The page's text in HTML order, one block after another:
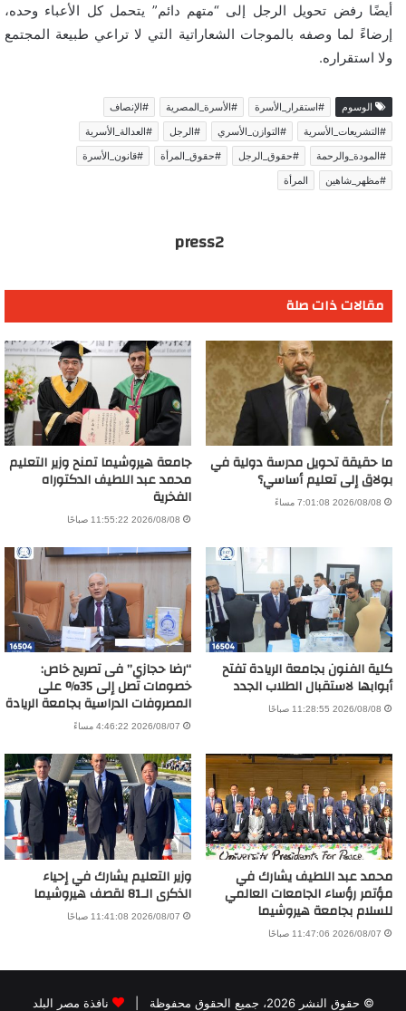
أيضًا رفض تحويل الرجل إلى “متهم دائم” يتحمل كل الأعباء وحده،
إرضاءً لما وصفه بالموجات الشعاراتية التي لا تراعي طبيعة المجتمع
ولا استقراره.
الوسوم #استقرار_الأسرة #الأسرة_المصرية
#الإنصاف
#التشريعات_الأسرية
#التوازن_الأسري #الرجل
#العدالة_الأسرية
#المودة_والرحمة
#حقوق_الرجل #حقوق_المرأة
#قانون_الأسرة
#مظهر_شاهين
المرأة
press2
مقالات ذات صلة
ما حقيقة تحويل مدرسة دولية في
بولاق إلى تعليم أساسي؟
2026/08/08 7:01:08 مساءً
جامعة هيروشيما تمنح وزير التعليم
محمد عبد اللطيف الدكتوراه
الفخرية
2026/08/08 11:55:22 صباحًا
كلية الفنون بجامعة الريادة تفتح
أبوابها لاستقبال الطلاب الجدد
2026/08/08 11:28:55 صباحًا
“رضا حجازي” فى تصريح خاص:
خصومات تصل إلى 35% على
المصروفات الدراسية بجامعة الريادة
2026/08/07 4:46:22 مساءً
محمد عبد اللطيف يشارك في
مؤتمر رؤساء الجامعات العالمي
للسلام بجامعة هيروشيما
2026/08/07 11:47:06 صباحًا
وزير التعليم يشارك في إحياء
الذكرى الـ81 لقصف هيروشيما
2026/08/07 11:41:08 صباحًا
© حقوق النشر 2026، جميع الحقوق محفوظة | نافذة مصر البلد